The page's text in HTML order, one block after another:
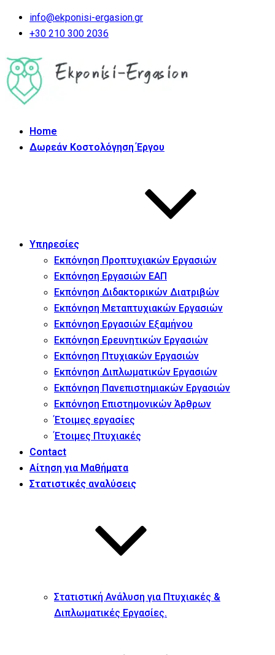
info@ekponisi-ergasion.gr
+30 210 300 2036
Home
Δωρεάν Κοστολόγηση Έργου
Υπηρεσίες
Εκπόνηση Προπτυχιακών Εργασιών
Εκπόνηση Εργασιών ΕΑΠ
Εκπόνηση Διδακτορικών Διατριβών
Εκπόνηση Μεταπτυχιακών Εργασιών
Εκπόνηση Εργασιών Εξαμήνου
Εκπόνηση Ερευνητικών Εργασιών
Εκπόνηση Πτυχιακών Εργασιών
Εκπόνηση Διπλωματικών Εργασιών
Εκπόνηση Πανεπιστημιακών Εργασιών
Εκπόνηση Επιστημονικών Άρθρων
Έτοιμες εργασίες
Έτοιμες Πτυχιακές
Contact
Αίτηση για Μαθήματα
Στατιστικές αναλύσεις
Στατιστική Ανάλυση για Πτυχιακές &
Διπλωματικές Εργασίες.